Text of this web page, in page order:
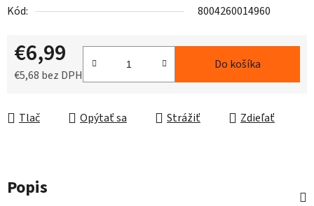
Kód:
8004260014960
€6,99
€5,68 bez DPH
Do košíka
Tlač Opýtať sa Strážiť Zdieľať
Popis